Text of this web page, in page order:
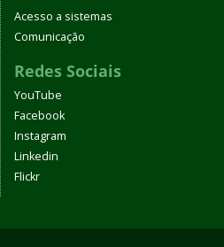
Acesso a sistemas
Comunicação
Redes Sociais
YouTube
Facebook
Instagram
Linkedin
Flickr